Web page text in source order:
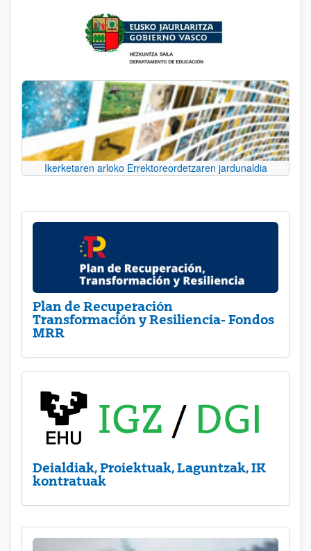
Ikerketaren arloko Errektoreordetzaren jardunaldia
Plan de Recuperación
Transformación y Resiliencia- Fondos
MRR
Deialdiak, Proiektuak, Laguntzak, IK
kontratuak